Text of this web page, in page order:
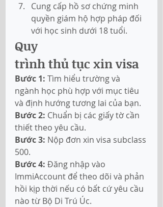
Cung cấp hồ sơ chứng minh
quyền giám hộ hợp pháp đối
với học sinh dưới 18 tuổi.
Quy
trình thủ tục xin visa
Bước 1: Tìm hiểu trường và
ngành học phù hợp với mục tiêu
và định hướng tương lai của bạn.
Bước 2: Chuẩn bị các giấy tờ cần
thiết theo yêu cầu.
Bước 3: Nộp đơn xin visa subclass
500.
Bước 4: Đăng nhập vào
ImmiAccount để theo dõi và phản
hồi kịp thời nếu có bất cứ yêu cầu
nào từ Bộ Di Trú Úc.